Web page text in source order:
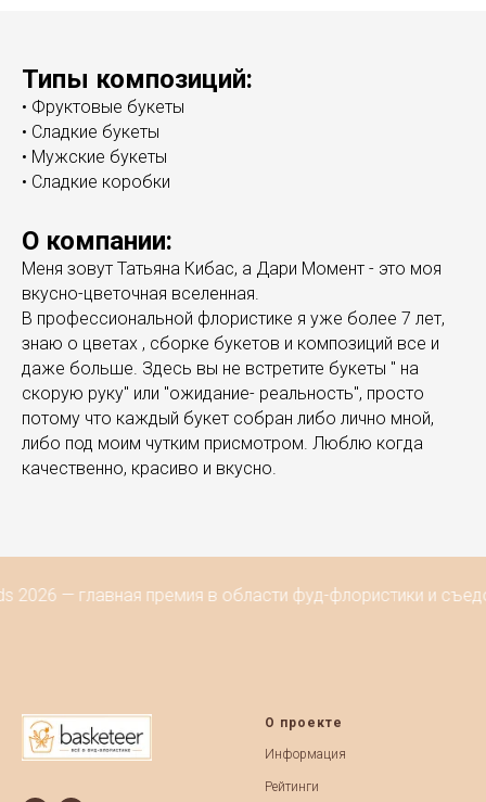
Типы композиций:
• Фруктовые букеты
• Сладкие букеты
• Мужские букеты
• Сладкие коробки
О компании:
Меня зовут Татьяна Кибас, а Дари Момент - это моя
вкусно-цветочная вселенная.
В профессиональной флористике я уже более 7 лет,
знаю о цветах , сборке букетов и композиций все и
даже больше. Здесь вы не встретите букеты " на
скорую руку" или "ожидание- реальность", просто
потому что каждый букет собран либо лично мной,
либо под моим чутким присмотром. Люблю когда
качественно, красиво и вкусно.
— главная премия в области фуд-флористики и
О проекте
Информация
Рейтинги